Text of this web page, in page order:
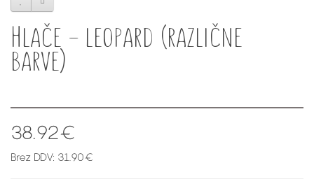
Hlače - leopard (različne
barve)
38.92€
Brez DDV: 31.90€